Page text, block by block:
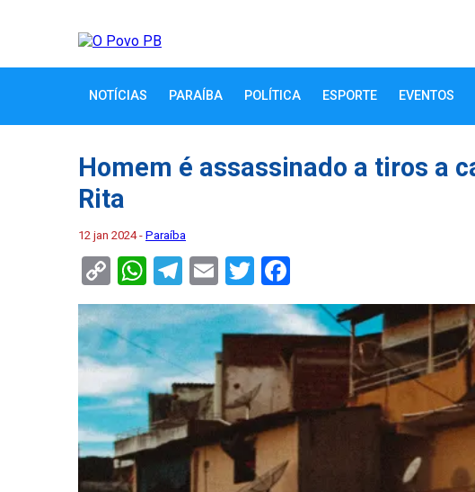
NOTÍCIAS PARAÍBA POLÍTICA ESPORTE EVENTOS
Homem é assassinado a tiros a
Rita
12 jan 2024 - Paraíba
Copy
Link
WhatsApp
Telegram
EmailTwitter